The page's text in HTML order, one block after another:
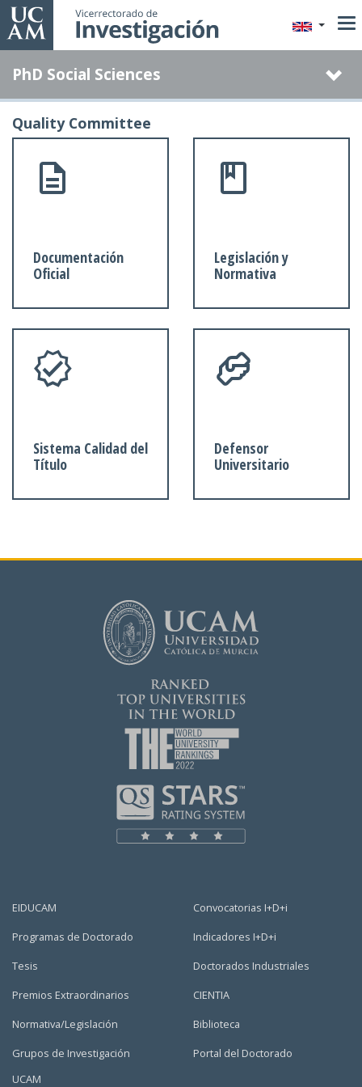
Skip
to
content
PhD Social Sciences
Quality Committee
Documentación
Oficial
Legislación y
Normativa
Sistema Calidad del
Título
Defensor
Universitario
EIDUCAM
Programas de Doctorado
Tesis
Premios Extraordinarios
Normativa/Legislación
Grupos de Investigación
Convocatorias I+D+i
Indicadores I+D+i
Doctorados Industriales
CIENTIA
Biblioteca
Portal del Doctorado
UCAM